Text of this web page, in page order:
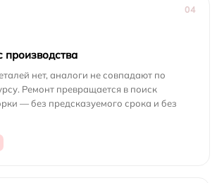
04
производства
нет, аналоги не совпадают по
Ремонт превращается в поиск
— без предсказуемого срока и без